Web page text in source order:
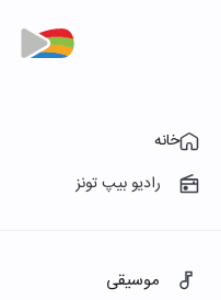
خانه
رادیو بیپ تونز
موسیقی